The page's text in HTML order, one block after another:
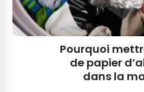
Pourquoi
de papier
dans la